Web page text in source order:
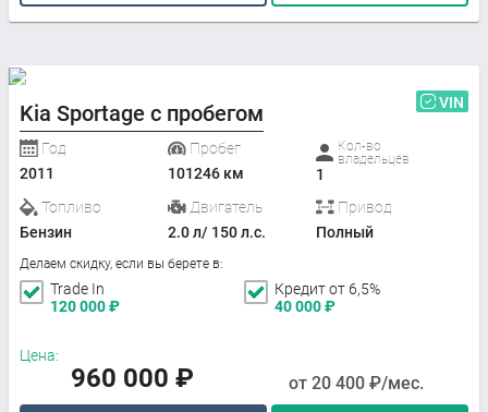
Kia Sportage с пробегом VIN
Год
2011
Пробег
101246 км
Кол-во
владельцев
1
Топливо
Бензин
Двигатель
2.0 л/ 150 л.с.
Привод
Полный
Делаем скидку, если вы берете в:
Trade In
120 000₽
Кредит от 6,5%
40 000₽
Цена:
960 000 ₽ от 20 400 ₽/мес.